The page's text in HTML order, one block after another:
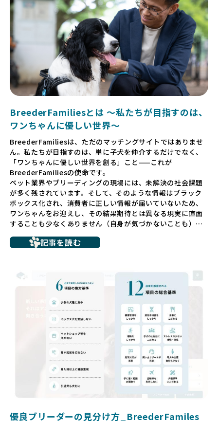
BreederFamiliesとは 〜私たちが目指すのは、
ワンちゃんに優しい世界〜
BreederFamiliesは、ただのマッチングサイトではありませ
ん。私たちが目指すのは、単に子犬を仲介するだけでなく、
「ワンちゃんに優しい世界を創る」こと——これが
BreederFamiliesの使命です。
ペット業界やブリーディングの現場には、未解決の社会課題
が多く残されています。そして、そのような情報はブラック
ボックス化され、消費者に正しい情報が届いていないため、
ワンちゃんをお迎えし、その結果期待とは異なる現実に直面
することも少なくありません（自身が気づかないことも）。
ち、健康面や社会性に問題を抱えていたり、またブリーダー
いるというケースもあります。こうした問題は、消費者にと
っても大きな負担であり、ワンちゃん自身にとっても非常に
だからこそ、私たちは正しい情報と安心して選べる場所を提
供すべきだと考えています。BreederFamiliesでは、ワンち
ゃんを家族のように愛する「優良ブリーダー」のみを独自の
厳しい基準で厳選し、その評価基準や評価結果をオープンに
しています。これにより、消費者の皆様が安心して子犬やブ
リーダーを選べる環境を整えています。
そして、消費者の皆様が正しい情報をもとに優良ブリーダー
を求めることで、ワンちゃんを家族のように愛する優良ブリ
ーダーが増え、営利優先の「悪徳ブリーダー」が自然と淘汰
される社会を目指しています。目の前の子犬だけでなく、親
ゃんに優しい世界を築いていきたいと考えています。
記事を読む
優良ブリーダーの見分け方_BreederFamiles